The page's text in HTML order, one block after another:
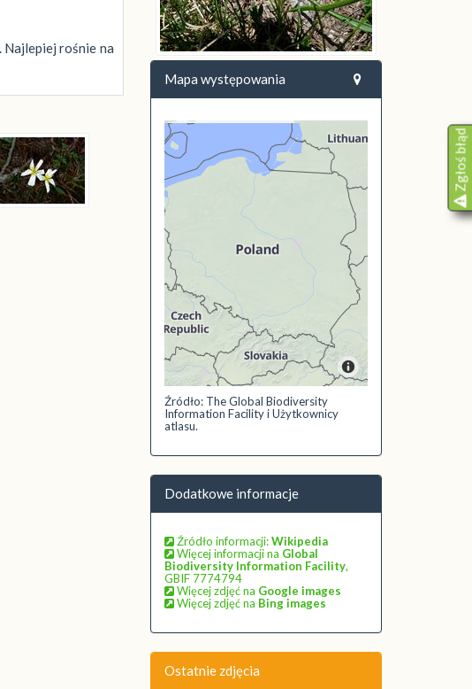
Najlepiej rośnie na
Mapa występowania
Źródło: The Global Biodiversity
Information Facility i Użytkownicy
atlasu.
Dodatkowe informacje
Źródło informacji:Wikipedia
Więcej informacji na Global
Biodiversity Information Facility,
GBIF 7774794
Więcej zdjęć na Google images
Więcej zdjęć na Bing images
Ostatnie zdjęcia
Zgłoś błąd